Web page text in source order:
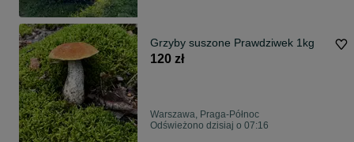
Grzyby suszone Prawdziwek 1kg
120 zł
Warszawa, Praga-Północ
Odświeżono dzisiaj o 07:16